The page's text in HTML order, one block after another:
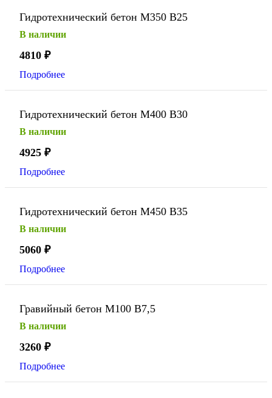
Гидротехнический бетон М350 В25
В наличии
4810 ₽
Подробнее
Гидротехнический бетон М400 В30
В наличии
4925 ₽
Подробнее
Гидротехнический бетон М450 В35
В наличии
5060 ₽
Подробнее
Гравийный бетон М100 В7,5
В наличии
3260 ₽
Подробнее